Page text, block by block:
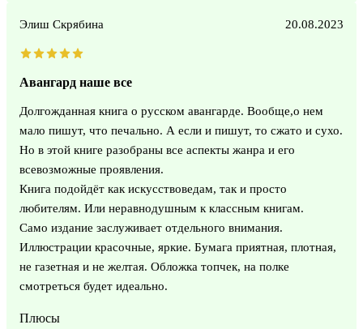
Элиш Скрябина 20.08.2023
Авангард наше все
Долгожданная книга о русском авангарде. Вообще,о нем
мало пишут, что печально. А если и пишут, то сжато и сухо.
Но в этой книге разобраны все аспекты жанра и его
всевозможные проявления.
Книга подойдёт как искусствоведам, так и просто
любителям. Или неравнодушным к классным книгам.
Само издание заслуживает отдельного внимания.
Иллюстрации красочные, яркие. Бумага приятная, плотная,
не газетная и не желтая. Обложка топчек, на полке
смотреться будет идеально.
Плюсы